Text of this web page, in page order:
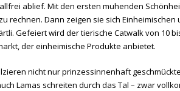
ablief. Mit den ersten muhenden
rechnen. Dann zeigen sie sich
Gefeiert wird der tierische Catwalk von 10
der einheimische Produkte anbietet.
nicht nur prinzessinnenhaft
Lamas schreiten durch das Tal – zwar